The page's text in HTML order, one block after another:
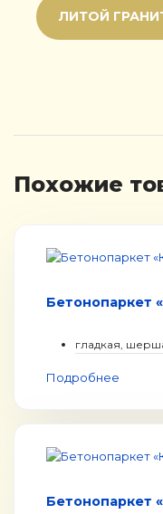
ЛИТОЙ
Похожие
Бетонопаркет
гладкая,
Подробнее
Бетонопаркет